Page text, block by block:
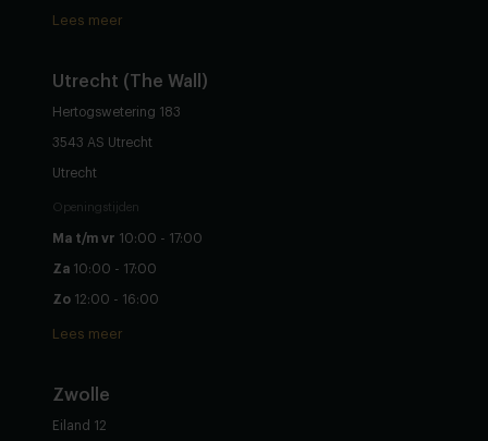
Lees meer
Utrecht (The Wall)
Hertogswetering 183
3543 AS Utrecht
Utrecht
Openingstijden
Ma t/m vr 10:00 - 17:00
Za 10:00 - 17:00
Zo 12:00 - 16:00
Lees meer
Zwolle
Eiland 12